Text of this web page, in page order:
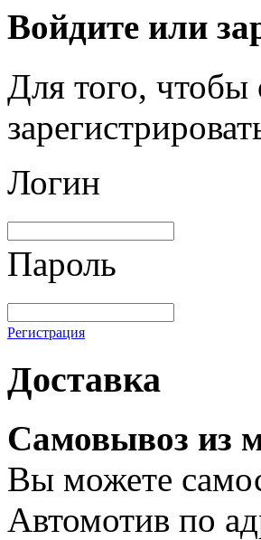
Войдите или
Для того, чтобы
Логин
Пароль
Регистрация
Доставка
Самовывоз из
Вы можете
Автомотив по